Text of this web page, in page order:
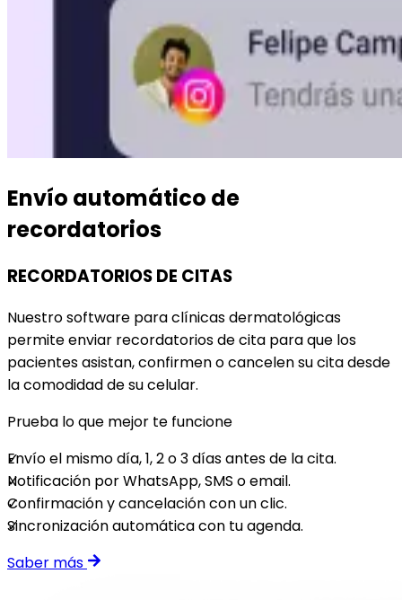
Envío automático de
recordatorios
RECORDATORIOS DE CITAS
Nuestro software para clínicas dermatológicas
permite enviar recordatorios de cita para que los
pacientes asistan, confirmen o cancelen su cita desde
la comodidad de su celular.
Prueba lo que mejor te funcione
Envío el mismo día, 1, 2 o 3 días antes de la cita.
Notificación por WhatsApp, SMS o email.
Confirmación y cancelación con un clic.
Sincronización automática con tu agenda.
Saber más